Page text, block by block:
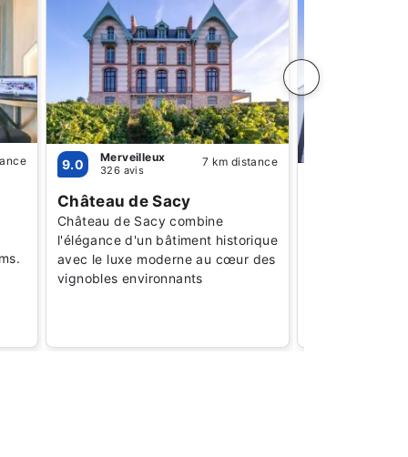
9.0 Merveilleux
326 avis
7 km distance
Château de Sacy
Château de Sacy combine
l'élégance d'un bâtiment historique
avec le luxe moderne au cœur des
vignobles environnants